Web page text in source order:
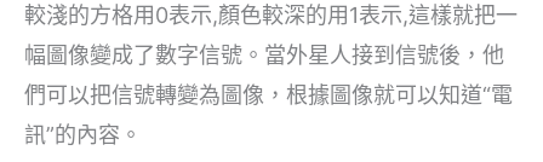
較淺的方格用0表示,顏色較深的用1表示,這樣就把一
幅圖像變成了數字信號。當外星人接到信號後，他
們可以把信號轉變為圖像，根據圖像就可以知道“電
訊”的內容。